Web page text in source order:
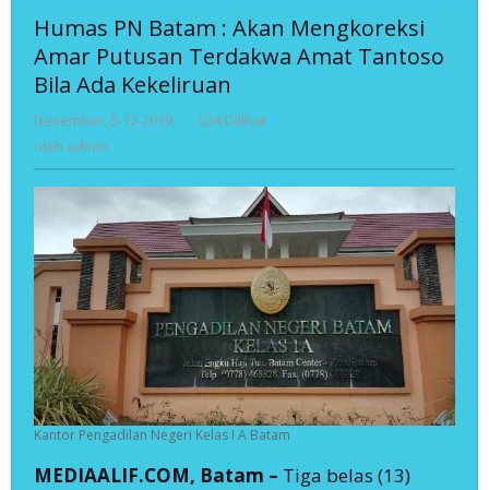
:
Akan
Amar
Putusan
Tantoso
Ada
Kekeliruan
Humas PN Batam : Akan Mengkoreksi
Amar Putusan Terdakwa Amat Tantoso
Bila Ada Kekeliruan
Desember, 5-12-2019 oleh
- 524 Dilihat
oleh admin
Kantor Pengadilan Negeri Kelas I A Batam
MEDIAALIF.COM, Batam – Tiga belas (13)